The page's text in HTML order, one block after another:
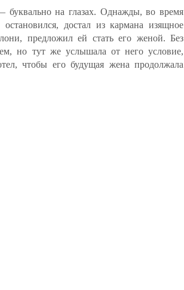
буквально на глазах. Однажды, во время
достал из кармана изящное
предложил ей стать его женой. Без
но тут же услышала от него условие,
чтобы его будущая жена продолжала